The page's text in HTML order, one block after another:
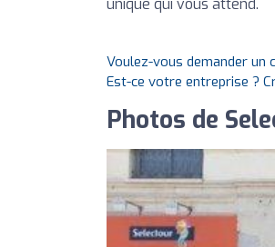
unique qui vous attend.
Voulez-vous demander un
Est-ce votre entreprise ?
Photos de